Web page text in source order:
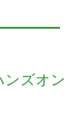
ンズオン